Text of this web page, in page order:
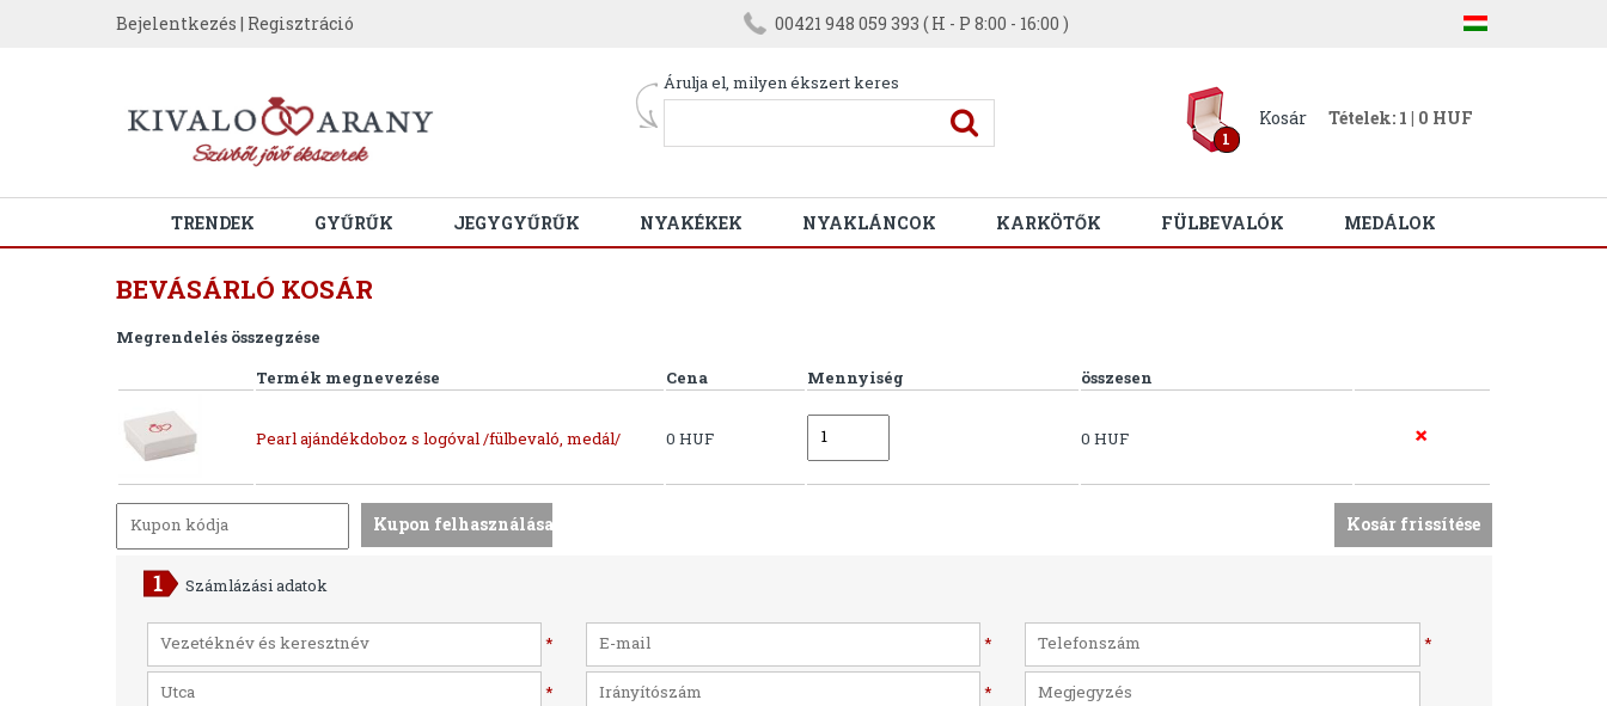
Bejelentkezés | Regisztráció 00421 948 059 393 ( H - P 8:00 - 16:00 )
Árulja el, milyen ékszert keres
1
Kosár Tételek: 1 | 0 HUF
TRENDEK GYŰRŰK JEGYGYŰRŰK NYAKÉKEK NYAKLÁNCOK KARKÖTŐK FÜLBEVALÓK MEDÁLOK
BEVÁSÁRLÓ KOSÁR
Megrendelés összegzése
Termék megnevezése
Cena Mennyiség összesen
Pearl ajándékdoboz s logóval /fülbevaló, medál/ 0 HUF 0 HUF
Számlázási adatok
* * *
* *